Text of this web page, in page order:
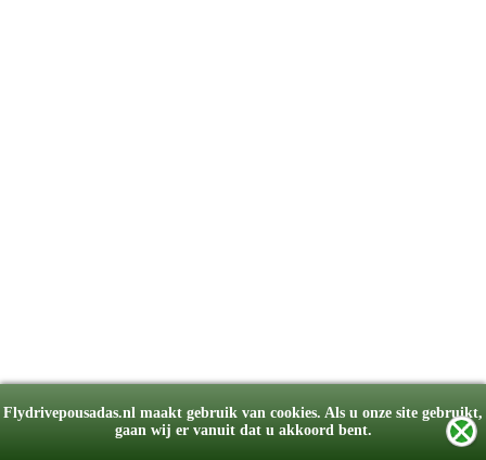
Flydrivepousadas.nl maakt gebruik van cookies. Als u onze site gebruikt,
gaan wij er vanuit dat u akkoord bent.